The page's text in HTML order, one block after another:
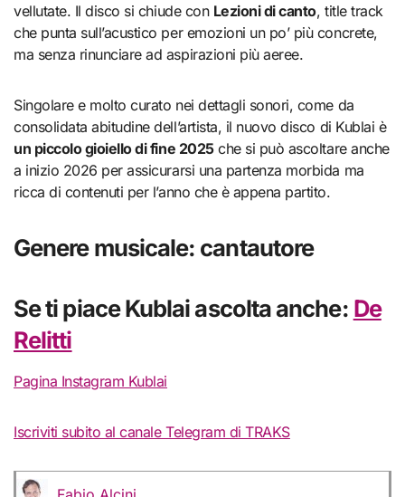
vellutate. Il disco si chiude con Lezioni di canto, title track
che punta sull’acustico per emozioni un po’ più concrete,
ma senza rinunciare ad aspirazioni più aeree.
Singolare e molto curato nei dettagli sonori, come da
consolidata abitudine dell’artista, il nuovo disco di Kublai è
un piccolo gioiello di fine 2025che si può ascoltare anche
a inizio 2026 per assicurarsi una partenza morbida ma
ricca di contenuti per l’anno che è appena partito.
Genere musicale: cantautore
Se ti piace Kublai ascolta anche: De
Relitti
Pagina Instagram Kublai
Iscriviti subito al canale Telegram di TRAKS